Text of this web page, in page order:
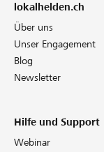
lokalhelden.ch
Über uns
Unser Engagement
Blog
Newsletter
Hilfe und Support
Webinar